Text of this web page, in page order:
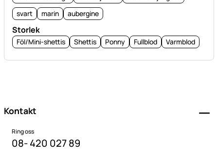
svart
marin aubergine
Storlek
Föl/Mini-shettis Shettis Ponny Fullblod Varmblod
Kontakt
Ring oss
08- 420 027 89